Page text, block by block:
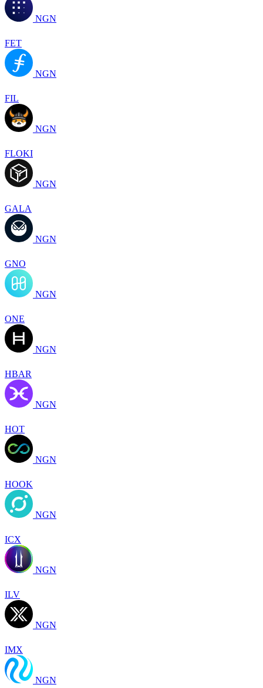
NGN
FET
NGN
FIL
NGN
FLOKI
NGN
GALA
NGN
GNO
NGN
ONE
NGN
HBAR
NGN
HOT
NGN
HOOK
NGN
ICX
NGN
ILV
NGN
IMX
NGN